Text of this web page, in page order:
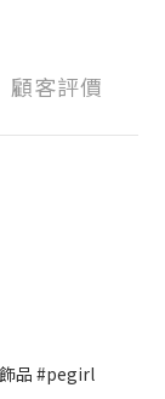
顧客評價
品 #pegirl